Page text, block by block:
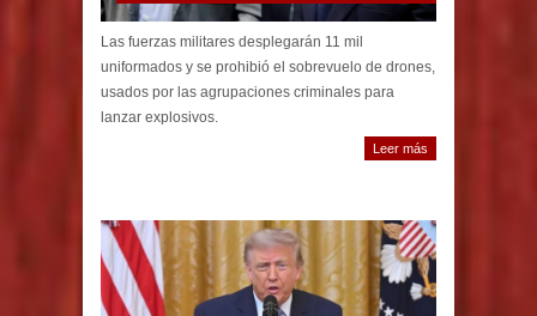
Las fuerzas militares desplegarán 11 mil
uniformados y se prohibió el sobrevuelo de drones,
usados por las agrupaciones criminales para
lanzar explosivos.
Leer más